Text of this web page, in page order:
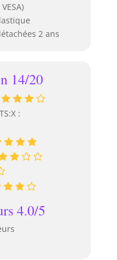
2 ans
14/20
:
4.0/5